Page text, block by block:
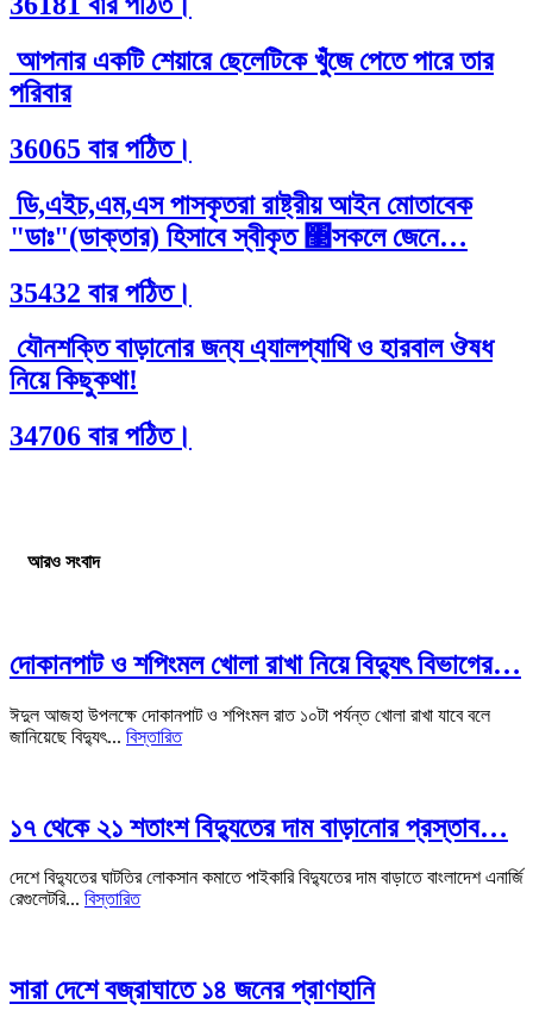
আপনার একটি শেয়ারে ছেলেটিকে খুঁজে পেতে পারে তার
পরিবার
36065 বার পঠিত।
ডি,এইচ,এম,এস পাসকৃতরা রাষ্ট্রীয় আইন মোতাবেক
"ডাঃ"(ডাক্তার) হিসাবে স্বীকৃত ঳সকলে জেনে…
35432 বার পঠিত।
যৌনশক্তি বাড়ানোর জন্য এ্যালপ্যাথি ও হারবাল ঔষধ
নিয়ে কিছুকথা!
34706 বার পঠিত।
আরও সংবাদ
দোকানপাট ও শপিংমল খোলা রাখা নিয়ে বিদ্যুৎ বিভাগের…
ঈদুল আজহা উপলক্ষে দোকানপাট ও শপিংমল রাত ১০টা পর্যন্ত খোলা রাখা যাবে বলে
জানিয়েছে বিদ্যুৎ... বিস্তারিত
১৭ থেকে ২১ শতাংশ বিদ্যুতের দাম বাড়ানোর প্রস্তাব…
দেশে বিদ্যুতের ঘাটতির লোকসান কমাতে পাইকারি বিদ্যুতের দাম বাড়াতে বাংলাদেশ এনার্জি
রেগুলেটরি... বিস্তারিত
সারা দেশে বজ্রাঘাতে ১৪ জনের প্রাণহানি